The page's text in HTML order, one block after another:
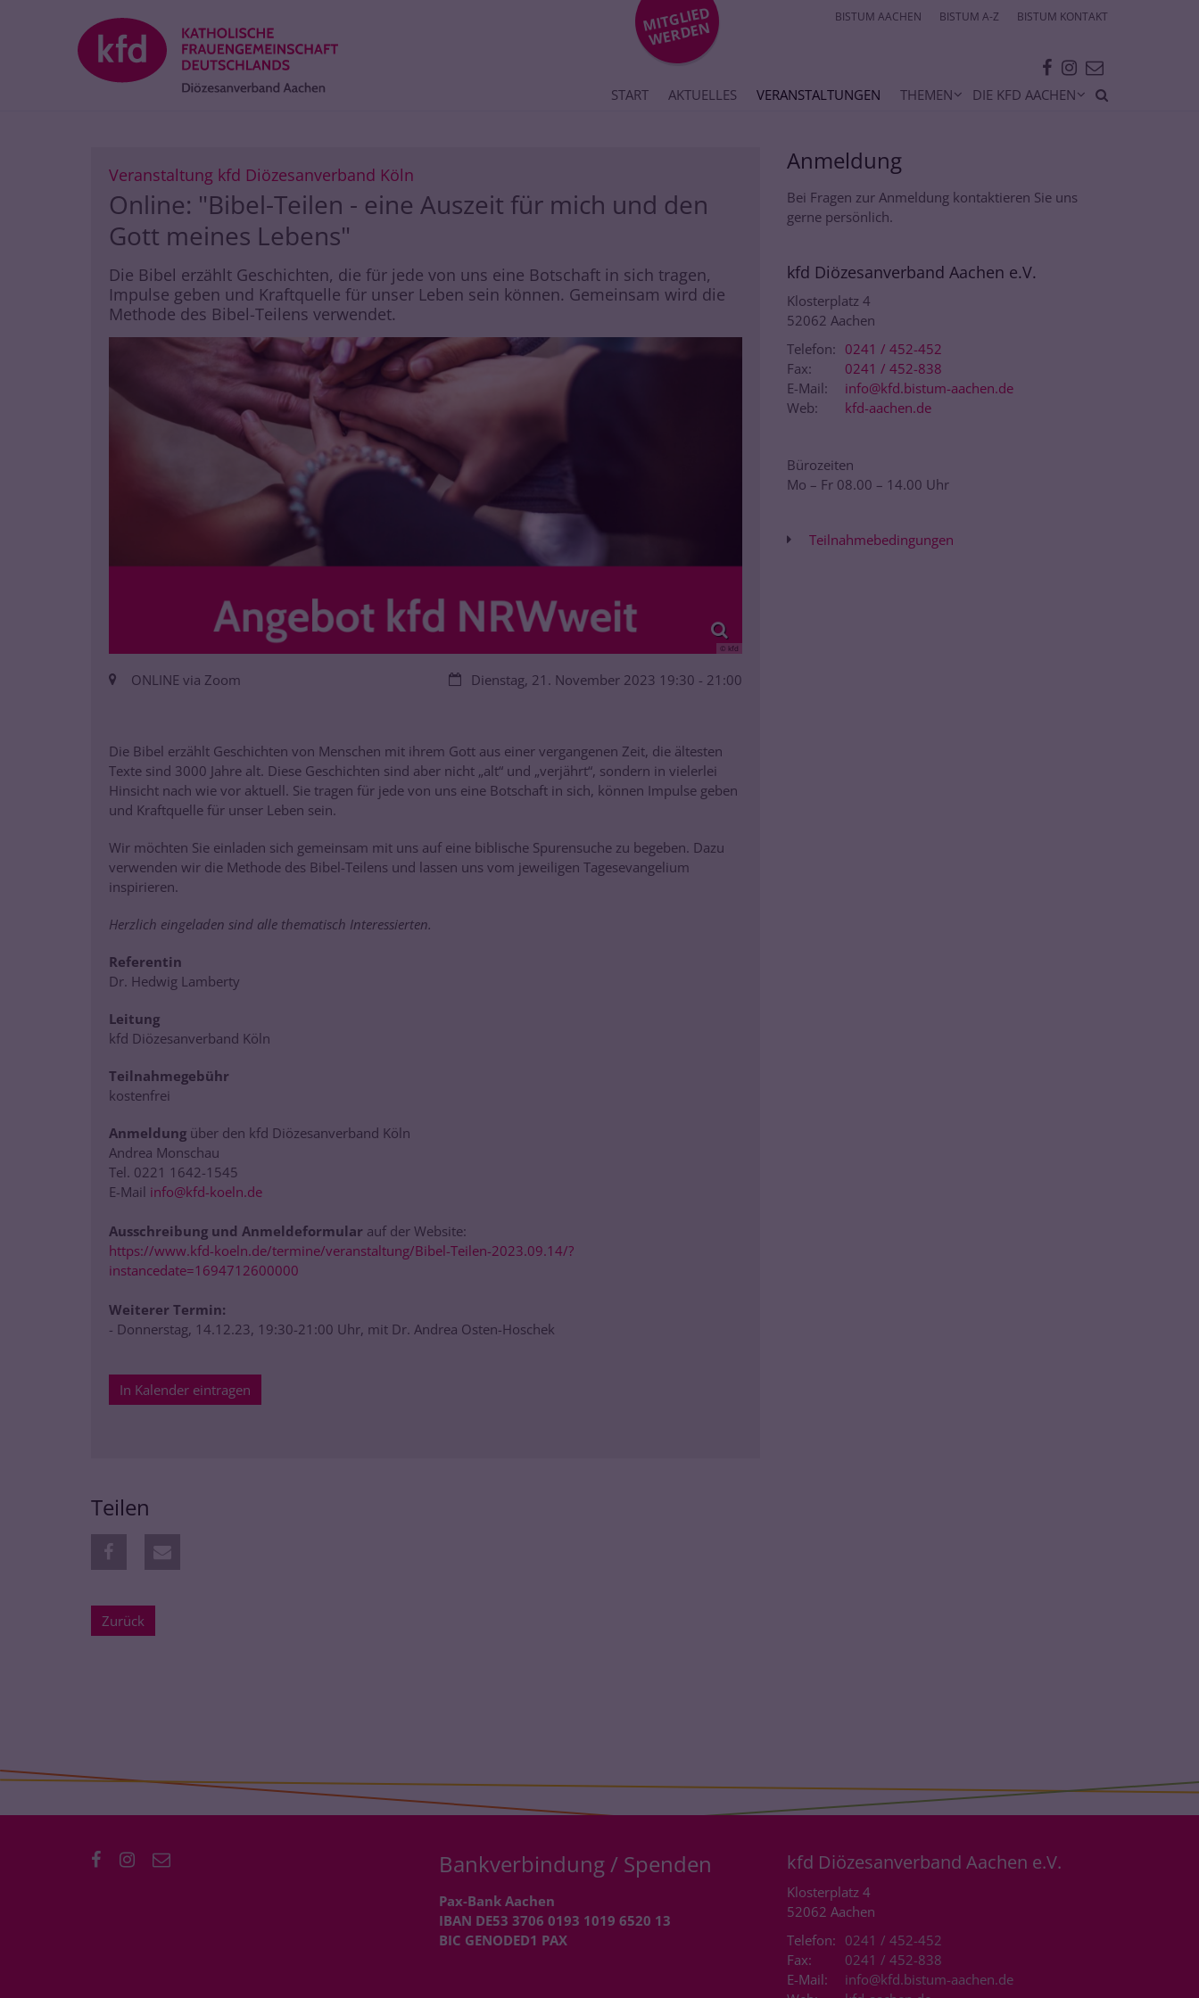
BISTUM AACHEN BISTUM A-Z BISTUM KONTAKT
START AKTUELLES VERANSTALTUNGEN THEMEN DIE KFD AACHEN
MIT
GLIE
D
WE
R
DE
N
Veranstaltung kfd Diözesanverband Köln
Online: "Bibel-Teilen - eine Auszeit für mich und den
Gott meines Lebens"
Die Bibel erzählt Geschichten, die für jede von uns eine Botschaft in sich tragen,
Impulse geben und Kraftquelle für unser Leben sein können. Gemeinsam wird die
Methode des Bibel-Teilens verwendet.
© kfd
Datum:Dienstag, 21. November 2023 19:30 - 21:00
Ort: ONLINE via Zoom
Die Bibel erzählt Geschichten von Menschen mit ihrem Gott aus einer vergangenen Zeit, die ältesten
Texte sind 3000 Jahre alt. Diese Geschichten sind aber nicht „alt“ und „verjährt“, sondern in vielerlei
Hinsicht nach wie vor aktuell. Sie tragen für jede von uns eine Botschaft in sich, können Impulse geben
und Kraftquelle für unser Leben sein.
Wir möchten Sie einladen sich gemeinsam mit uns auf eine biblische Spurensuche zu begeben. Dazu
verwenden wir die Methode des Bibel-Teilens und lassen uns vom jeweiligen Tagesevangelium
inspirieren.
Herzlich eingeladen sind alle thematisch Interessierten.
Referentin
Dr. Hedwig Lamberty
Leitung
kfd Diözesanverband Köln
Teilnahmegebühr
kostenfrei
Anmeldung über den kfd Diözesanverband Köln
Andrea Monschau
Tel. 0221 1642-1545
E-Mail info@kfd-koeln.de
Ausschreibung und Anmeldeformular auf der Website:
https://www.kfd-koeln.de/termine/veranstaltung/Bibel-Teilen-2023.09.14/?
instancedate=1694712600000
Weiterer Termin:
- Donnerstag, 14.12.23, 19:30-21:00 Uhr, mit Dr. Andrea Osten-Hoschek
In Kalender eintragen
Teilen
Zurück
Anmeldung
Bei Fragen zur Anmeldung kontaktieren Sie uns
gerne persönlich.
kfd Diözesanverband Aachen e.V.
Klosterplatz 4
52062 Aachen
Telefon: 0241 / 452-452
Fax:
0241 / 452-838
E-Mail:
info@kfd.bistum-aachen.de
Web:
kfd-aachen.de
Bürozeiten
Mo – Fr 08.00 – 14.00 Uhr
Teilnahmebedingungen
Bankverbindung / Spenden
Pax-Bank Aachen
IBAN DE53 3706 0193 1019 6520 13
BIC GENODED1 PAX
kfd Diözesanverband Aachen e.V.
Klosterplatz 4
52062 Aachen
Telefon: 0241 / 452-452
Fax:
0241 / 452-838
E-Mail:
info@kfd.bistum-aachen.de